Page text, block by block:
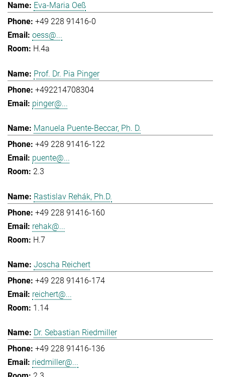
Eva-Maria Oeß
+49 228 91416-0
oess@...
H.4a
Prof. Dr. Pia Pinger
+492214708304
pinger@...
Manuela Puente-Beccar, Ph. D.
+49 228 91416-122
puente@...
2.3
Rastislav Rehák, Ph.D.
+49 228 91416-160
rehak@...
H.7
Joscha Reichert
+49 228 91416-174
reichert@...
1.14
Dr. Sebastian Riedmiller
+49 228 91416-136
riedmiller@...